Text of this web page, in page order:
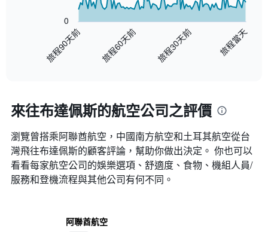
Range:
91
categories.
The
chart
has
1
Y
旅程90天前 旅程60天前 旅程30天前 旅程當天
0
來往布達佩斯​的航空公司之評價
瀏覽曾搭乘阿聯酋航空，中國南方航空和土耳其航空​從台
灣飛往布達佩斯的顧客評論，幫助你做出決定。 你也可以
看看每家航空公司的娛樂選項、舒適度、食物、機組人員/
服務和登機流程與其他公司有何不同。
阿聯酋航空